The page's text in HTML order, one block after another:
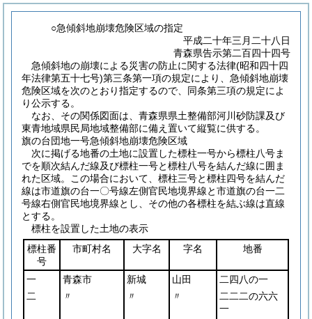
○急傾斜地崩壊危険区域の指定
平成二十年三月二十八日
青森県告示第二百四十四号
急傾斜地の崩壊による災害の防止に関する法律(昭和四十四
年法律第五十七号)第三条第一項の規定により、急傾斜地崩壊
危険区域を次のとおり指定するので、同条第三項の規定によ
り公示する。
なお、その関係図面は、青森県県土整備部河川砂防課及び
東青地域県民局地域整備部に備え置いて縦覧に供する。
旗の台団地一号急傾斜地崩壊危険区域
次に掲げる地番の土地に設置した標柱一号から標柱八号ま
でを順次結んだ線及び標柱一号と標柱八号を結んだ線に囲ま
れた区域。この場合において、標柱三号と標柱四号を結んだ
線は市道旗の台一〇号線左側官民地境界線と市道旗の台一二
号線右側官民地境界線とし、その他の各標柱を結ぶ線は直線
とする。
標柱を設置した土地の表示
標柱番
号
市町村名 大字名 字名 地番
一 青森市 新城 山田
二四八の一
二
〃 〃 〃
二二二の六六
一